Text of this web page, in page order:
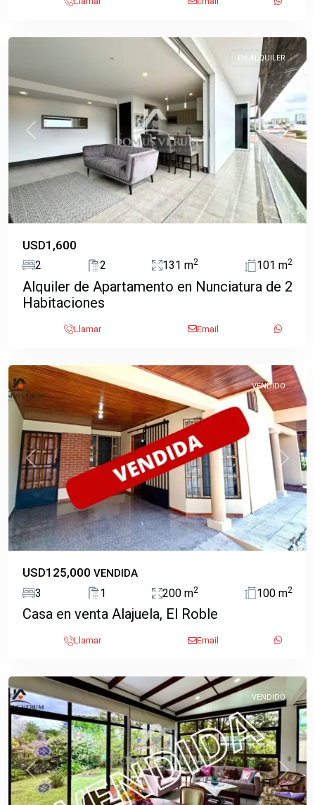
Previous Next
EN ALQUILER
USD1,600
2 2 131 m2 101 m2
Alquiler de Apartamento en Nunciatura de 2
Habitaciones
Llamar Email
Alajuela,
Previous Next
VENDIDO
USD125,000 VENDIDA
3 1 200 m2 100 m2
Casa en venta Alajuela, El Roble
Llamar Email
Cruces
San
Previous Next
VENDIDO